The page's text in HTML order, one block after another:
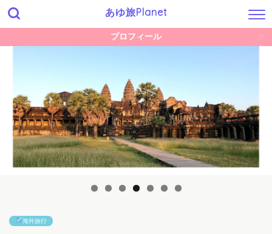
あゆ旅Planet
プロフィール
海外旅行